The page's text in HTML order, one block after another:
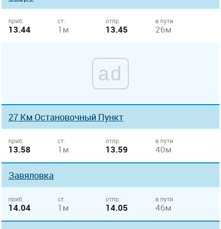
приб.
13.44
ст.
1м
отпр.
13.45
в пути
26м
ad
27 Км Остановочный Пункт
приб.
13.58
ст.
1м
отпр.
13.59
в пути
40м
Завяловка
приб.
14.04
ст.
1м
отпр.
14.05
в пути
46м